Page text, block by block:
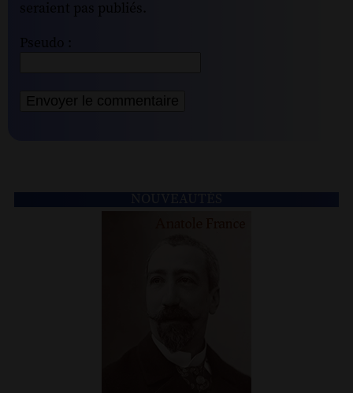
seraient pas publiés.
Pseudo :